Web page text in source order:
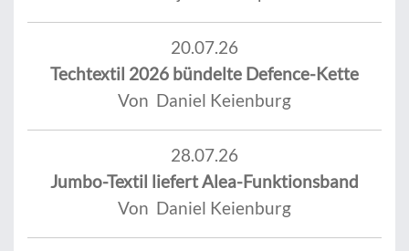
20.07.26
Techtextil 2026 bündelte Defence-Kette
Von Daniel Keienburg
28.07.26
Jumbo-Textil liefert Alea-Funktionsband
Von Daniel Keienburg